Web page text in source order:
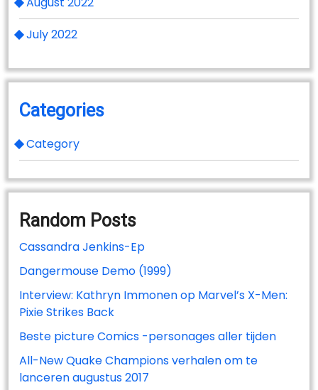
July 2022
Categories
Category
Random Posts
Cassandra Jenkins-Ep
Dangermouse Demo (1999)
Interview: Kathryn Immonen op Marvel’s X-Men:
Pixie Strikes Back
Beste picture Comics -personages aller tijden
All-New Quake Champions verhalen om te
lanceren augustus 2017